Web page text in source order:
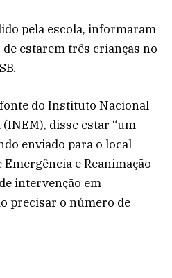
pela escola, informaram
estarem três crianças no
do Instituto Nacional
disse estar “um
enviado para o local
e Reanimação
intervenção em
precisar o número de